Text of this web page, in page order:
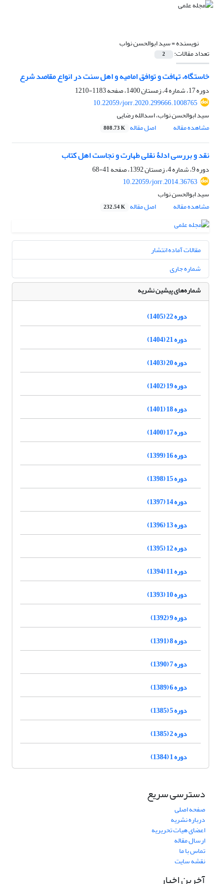
نویسنده =سید ابوالحسن نواب
تعداد مقالات: 2
خاستگاه، تهافت و توافق امامیه و اهل سنت در انواع مقاصد شرع
دوره 17، شماره 4، زمستان 1400، صفحه
1183-1210
10.22059/jorr.2020.299666.1008765
سید ابوالحسن نواب، اسدالله رضایی
مشاهده مقاله
اصل مقاله 808.73 K
نقد و بررسی ادلۀ نقلی طهارت و نجاست اهل کتاب
دوره 9، شماره 4، زمستان 1392، صفحه
41-68
10.22059/jorr.2014.36763
سید ابوالحسن نواب
مشاهده مقاله
اصل مقاله 232.54 K
مقالات آماده انتشار
شماره جاری
شماره‌های پیشین نشریه
دوره 22 (1405)
دوره 21 (1404)
دوره 20 (1403)
دوره 19 (1402)
دوره 18 (1401)
دوره 17 (1400)
دوره 16 (1399)
دوره 15 (1398)
دوره 14 (1397)
دوره 13 (1396)
دوره 12 (1395)
دوره 11 (1394)
دوره 10 (1393)
دوره 9 (1392)
دوره 8 (1391)
دوره 7 (1390)
دوره 6 (1389)
دوره 5 (1385)
دوره 2 (1385)
دوره 1 (1384)
دسترسی سریع
صفحه اصلی
درباره نشریه
اعضای هیات تحریریه
ارسال مقاله
تماس با ما
نقشه سایت
آخرین اخبار